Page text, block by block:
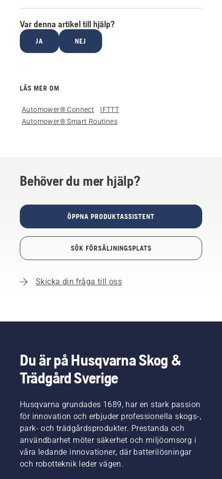
Var denna artikel till hjälp?
JA NEJ
LÄS MER OM
Automower® Connect
IFTTT
Automower® Smart Routines
Behöver du mer hjälp?
ÖPPNA PRODUKTASSISTENT
SÖK FÖRSÄLJNINGSPLATS
Skicka din fråga till oss
Du är på Husqvarna Skog &
Trädgård Sverige
Husqvarna grundades 1689, har en stark passion
för innovation och erbjuder professionella skogs-,
park- och trädgårdsprodukter. Prestanda och
användbarhet möter säkerhet och miljöomsorg i
våra ledande innovationer, där batterilösningar
och robotteknik leder vägen.